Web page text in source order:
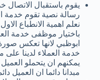
يقوم باستقبال الاتصال
رسالة نصية تقوم خدمة
نعلم اهمية الانطباع
باختيار موظفى خدمة
ابوظبي لانها تعكس
خدمة العملاء لدينا على
يمكنهم ان يتحملو
مبدانا دائما ان